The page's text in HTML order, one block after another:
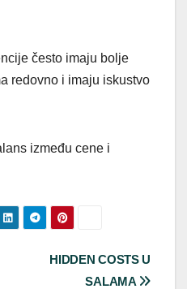
često imaju bolje
redovno i imaju iskustvo
između cene i
HIDDEN COSTS U
SALAMA